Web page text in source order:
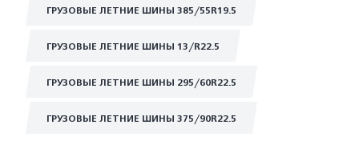
ГРУЗОВЫЕ ЛЕТНИЕ ШИНЫ 385/55R19.5
ГРУЗОВЫЕ ЛЕТНИЕ ШИНЫ 13/R22.5
ГРУЗОВЫЕ ЛЕТНИЕ ШИНЫ 295/60R22.5
ГРУЗОВЫЕ ЛЕТНИЕ ШИНЫ 375/90R22.5